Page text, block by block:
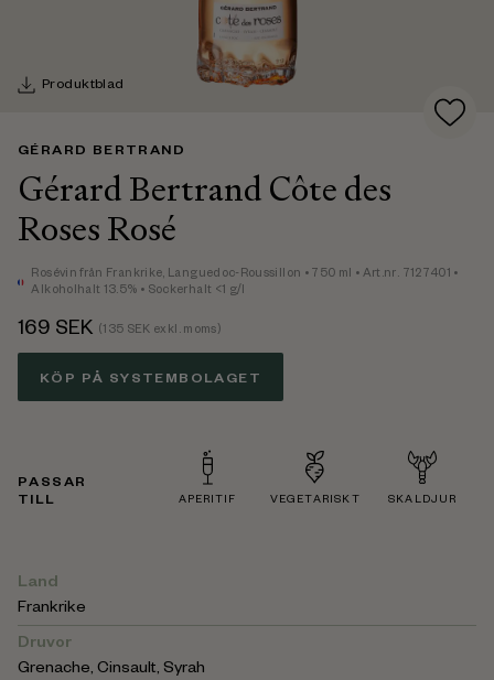
Produktblad
GÉRARD BERTRAND
Gérard Bertrand Côte des
Roses Rosé
Rosévin från Frankrike, Languedoc-Roussillon • 750 ml • Art.nr. 7127401 •
Alkoholhalt 13.5% • Sockerhalt <1 g/l
169 SEK (135 SEK exkl. moms)
KÖP PÅ SYSTEMBOLAGET
PASSAR
TILL
APERITIF VEGETARISKT SKALDJUR
Land
Frankrike
Druvor
Grenache, Cinsault, Syrah